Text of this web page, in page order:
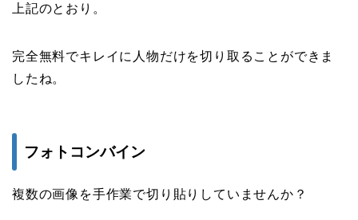
上記のとおり。
完全無料でキレイに人物だけを切り取ることができま
したね。
フォトコンバイン
複数の画像を手作業で切り貼りしていませんか？